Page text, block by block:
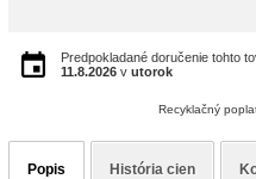
Predpokladané doručenie tohto
11.8.2026 v utorok
Recyklačný
Popis História cien